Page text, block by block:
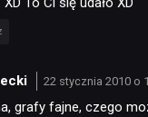
22 stycznia 2010 o
grafy fajne, czego